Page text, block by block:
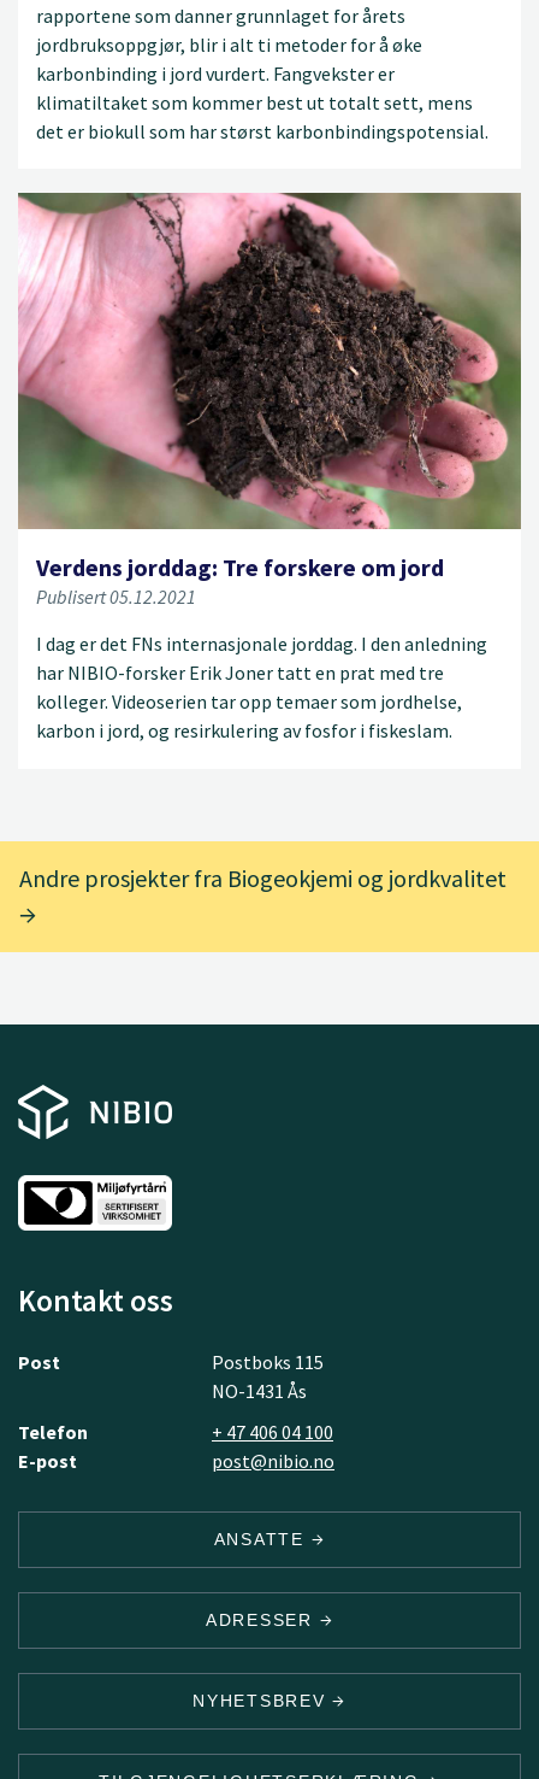
rapportene som danner grunnlaget for årets
jordbruksoppgjør, blir i alt ti metoder for å øke
karbonbinding i jord vurdert. Fangvekster er
klimatiltaket som kommer best ut totalt sett, mens
det er biokull som har størst karbonbindingspotensial.
Verdens jorddag: Tre forskere om jord
Publisert 05.12.2021
I dag er det FNs internasjonale jorddag. I den anledning
har NIBIO-forsker Erik Joner tatt en prat med tre
kolleger. Videoserien tar opp temaer som jordhelse,
karbon i jord, og resirkulering av fosfor i fiskeslam.
Andre prosjekter fra Biogeokjemi og jordkvalitet
Kontakt oss
Post
Postboks 115
NO-1431 Ås
Telefon
+ 47 406 04 100
E-post
post@nibio.no
ANSATTE
ADRESSER
NYHETSBREV